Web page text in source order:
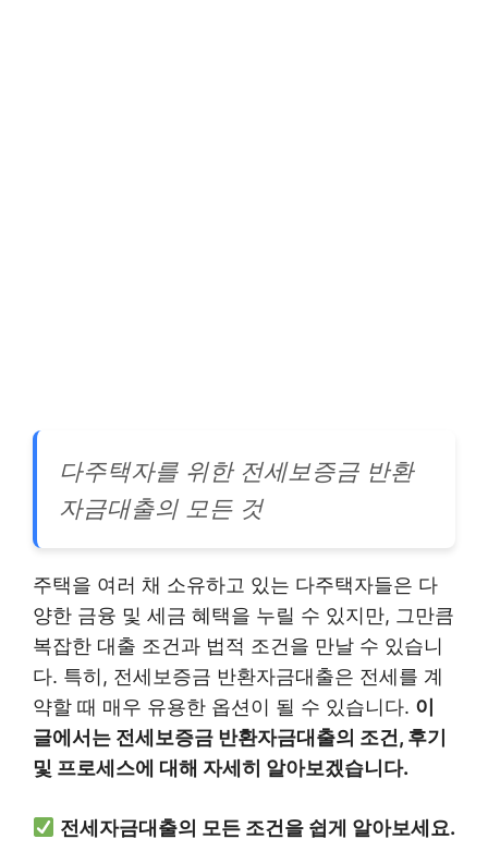
다주택자를 위한 전세보증금 반환
자금대출의 모든 것
주택을 여러 채 소유하고 있는 다주택자들은 다
양한 금융 및 세금 혜택을 누릴 수 있지만, 그만큼
복잡한 대출 조건과 법적 조건을 만날 수 있습니
다. 특히, 전세보증금 반환자금대출은 전세를 계
약할 때 매우 유용한 옵션이 될 수 있습니다. 이
글에서는 전세보증금 반환자금대출의 조건, 후기
및 프로세스에 대해 자세히 알아보겠습니다.
전세자금대출의 모든 조건을 쉽게 알아보세요.